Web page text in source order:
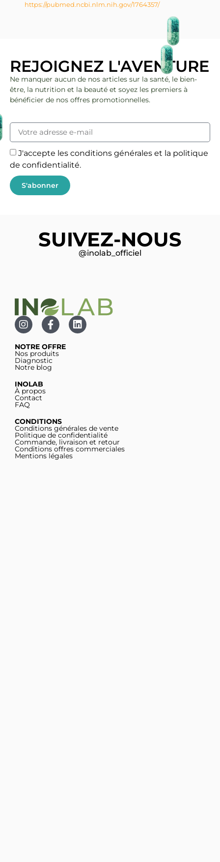
https://pubmed.ncbi.nlm.nih.gov/1764357/
REJOIGNEZ L'AVENTURE
Ne manquer aucun de nos articles sur la santé, le bien-
être, la nutrition et la beauté et soyez les premiers à
bénéficier de nos offres promotionnelles.
J'accepte les conditions générales et la politique
de confidentialité.
S'abonner
SUIVEZ-NOUS
@inolab_officiel
NOTRE OFFRE
Nos produits
Diagnostic
Notre blog
INOLAB
À propos
Contact
FAQ
CONDITIONS
Conditions générales de vente
Politique de confidentialité
Commande, livraison et retour
Conditions offres commerciales
Mentions légales